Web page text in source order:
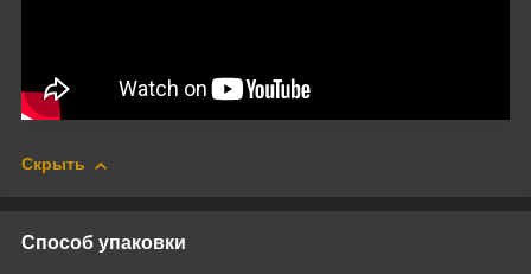
Скрыть
Способ упаковки